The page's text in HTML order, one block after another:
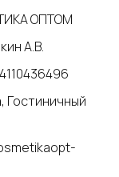
ОПТОМ
А.В.
Гостиничный